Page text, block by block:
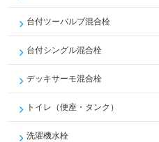
台付ツーバルブ混合栓
台付シングル混合栓
デッキサーモ混合栓
トイレ（便座・タンク）
洗濯機水栓